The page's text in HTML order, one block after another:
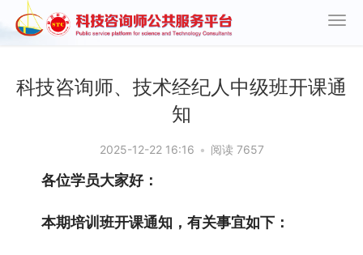
科技咨询师、技术经纪人中级班开课通
知
2025-12-22 16:16 • 阅读 7657
各位学员大家好：
本期培训班开课通知，有关事宜如下：